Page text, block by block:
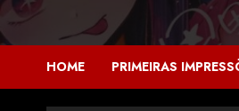
HOME PRIMEIRAS